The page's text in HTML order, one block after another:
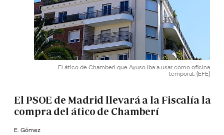
El ático de Chamberí que Ayuso iba a usar como oficina
temporal. (EFE)
El PSOE de Madrid llevará a la Fiscalía la
compra del ático de Chamberí
E. Gómez